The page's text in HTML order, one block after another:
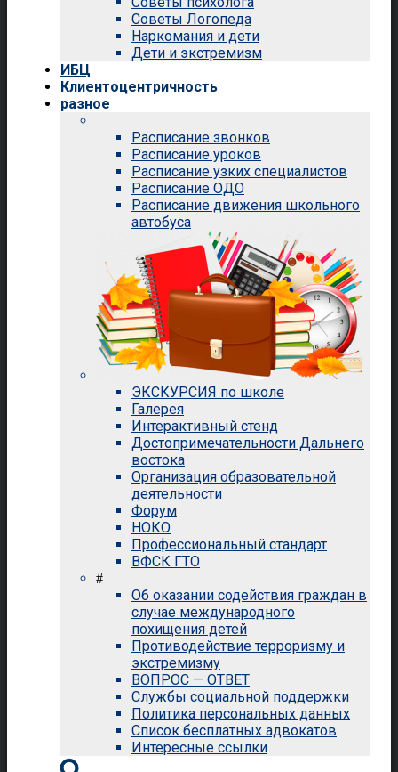
Советы Логопеда
Наркомания и дети
Дети и экстремизм
ИБЦ
Клиентоцентричность
разное
Расписание звонков
Расписание уроков
Расписание узких специалистов
Расписание ОДО
Расписание движения школьного
автобуса
ЭКСКУРСИЯ по школе
Галерея
Интерактивный стенд
Достопримечательности Дальнего
востока
Организация образовательной
деятельности
Форум
НОКО
Профессиональный стандарт
ВФСК ГТО
#
Об оказании содействия граждан в
случае международного
похищения детей
Противодействие терроризму и
экстремизму
ВОПРОС — ОТВЕТ
Службы социальной поддержки
Политика персональных данных
Список бесплатных адвокатов
Интересные ссылки